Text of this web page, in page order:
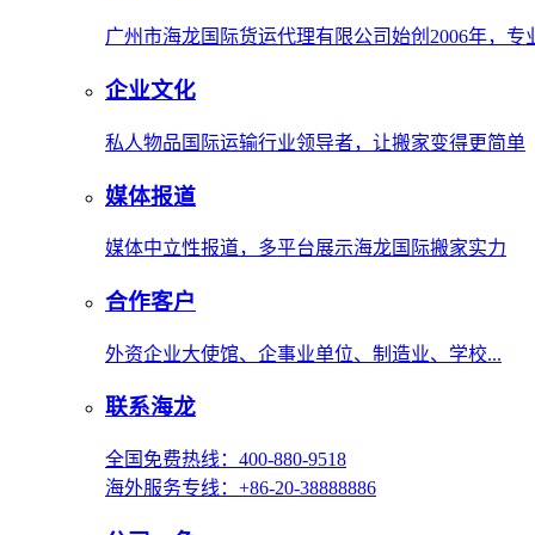
广州市海龙国际货运代理有限公司始创2006年，
企业文化
私人物品国际运输行业领导者，让搬家变得更简单
媒体报道
媒体中立性报道，多平台展示海龙国际搬家实力
合作客户
外资企业大使馆、企事业单位、制造业、学校...
联系海龙
全国免费热线：400-880-9518
海外服务专线：+86-20-38888886